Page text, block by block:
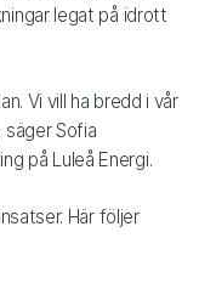
legat på idrott
Vi vill ha bredd i vår
Sofia
på Luleå Energi.
Här följer